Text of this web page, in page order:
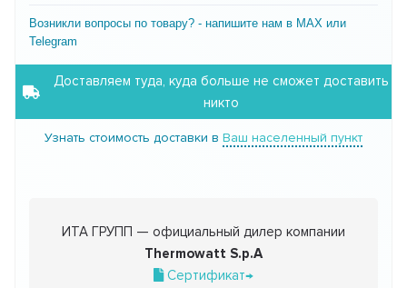
Возникли вопросы по товару? - напишите нам в MAX или
Telegram
Доставляем туда, куда больше не сможет доставить
никто
Узнать стоимость доставки в Ваш населенный пункт
ИТА ГРУПП — официальный дилер компании
Thermowatt S.p.A
Сертификат→